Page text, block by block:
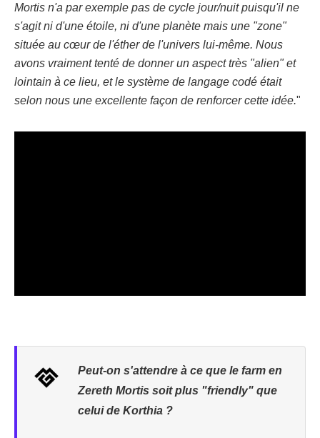
Mortis n'a par exemple pas de cycle jour/nuit puisqu'il ne
s'agit ni d'une étoile, ni d'une planète mais une "zone"
située au cœur de l'éther de l'univers lui-même. Nous
avons vraiment tenté de donner un aspect très "alien" et
lointain à ce lieu, et le système de langage codé était
selon nous une excellente façon de renforcer cette idée."
Peut-on s'attendre à ce que le farm en
Zereth Mortis soit plus "friendly" que
celui de Korthia ?